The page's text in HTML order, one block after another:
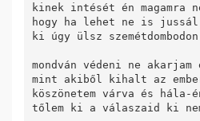
kinek intését én magamra
hogy ha lehet ne is jussál
ki úgy ülsz
mondván védeni ne akarjam
mint akiből kihalt az
köszönetem várva és hála-
tőlem ki a válaszaid ki nem